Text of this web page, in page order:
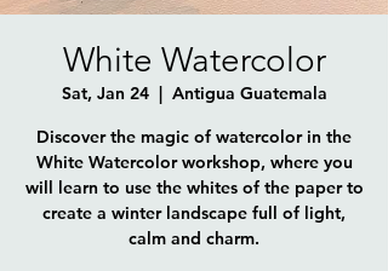
White Watercolor
Sat, Jan 24
  |
Antigua Guatemala
Discover the magic of watercolor in the
White Watercolor workshop, where you
will learn to use the whites of the paper to
create a winter landscape full of light,
calm and charm.